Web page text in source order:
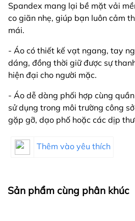
Spandex mang lại bề mặt vải
co giãn nhẹ, giúp bạn luôn cảm
mái.
- Áo có thiết kế vạt ngang, tay
dáng, đồng thời giữ được sự
hiện đại cho người mặc.
- Áo dễ dàng phối hợp cùng
sử dụng trong môi trường công
gặp gỡ, dạo phố hoặc các dịp
Thêm vào yêu thích
Sản phẩm cùng phân khúc